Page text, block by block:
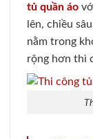
tủ quần áo
lên, chiều
nằm trong
rộng hơn thì